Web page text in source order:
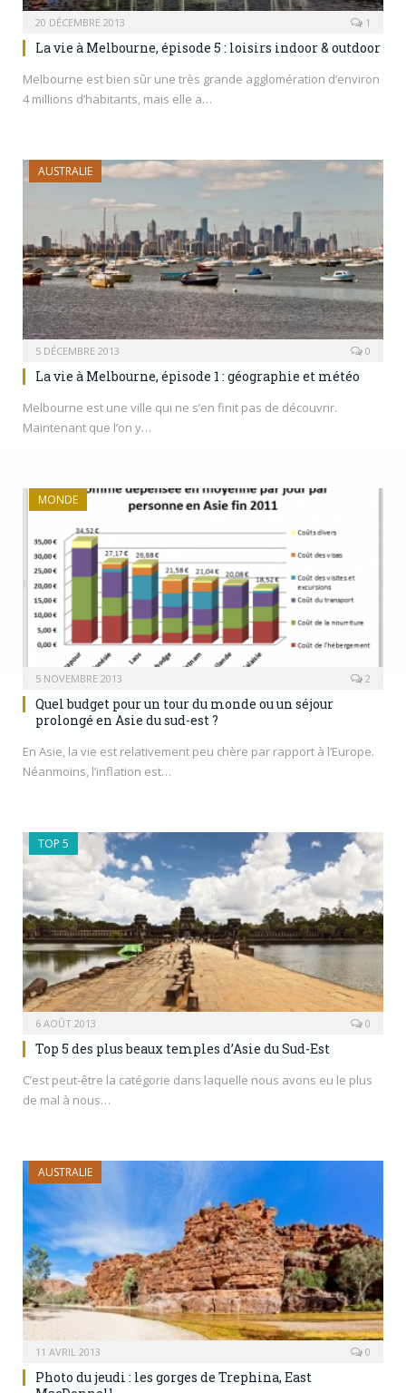
20 DÉCEMBRE 2013 1
La vie à Melbourne, épisode 5 : loisirs indoor & outdoor
Melbourne est bien sûr une très grande agglomération d’environ
4 millions d’habitants, mais elle a…
AUSTRALIE
5 DÉCEMBRE 2013 0
La vie à Melbourne, épisode 1 : géographie et météo
Melbourne est une ville qui ne s’en finit pas de découvrir.
Maintenant que l’on y…
MONDE
5 NOVEMBRE 2013 2
Quel budget pour un tour du monde ou un séjour
prolongé en Asie du sud-est ?
En Asie, la vie est relativement peu chère par rapport à l’Europe.
Néanmoins, l’inflation est…
TOP 5
6 AOÛT 2013 0
Top 5 des plus beaux temples d’Asie du Sud-Est
C’est peut-être la catégorie dans laquelle nous avons eu le plus
de mal à nous…
AUSTRALIE
11 AVRIL 2013 0
Photo du jeudi : les gorges de Trephina, East